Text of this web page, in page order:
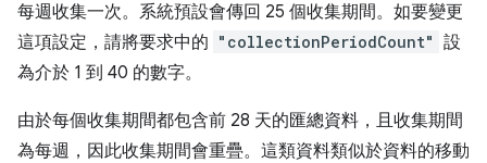
每週收集一次。系統預設會傳回 25 個收集期間。如要變更
這項設定，請將要求中的 "collectionPeriodCount" 設
為介於 1 到 40 的數字。
由於每個收集期間都包含前 28 天的匯總資料，且收集期間
為每週，因此收集期間會重疊。這類資料類似於資料的移動